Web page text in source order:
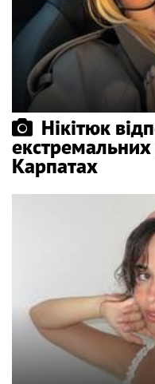
Нікітюк
екстремальних
Карпатах